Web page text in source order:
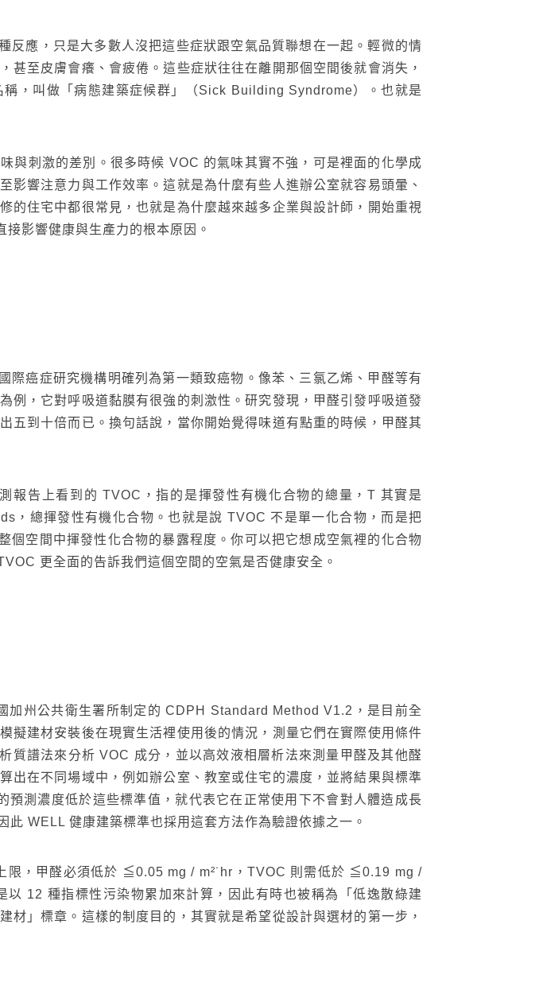
搜尋
器 太格奧運五環 台灣綠建材
反應，只是大多數人沒把這些症狀跟空氣品質聯想在一起。輕微的情
甚至皮膚會癢、會疲倦。這些症狀往往在離開那個空間後就會消失，
，叫做「病態建築症候群」（Sick Building Syndrome）。也就是
與刺激的差別。很多時候 VOC 的氣味其實不強，可是裡面的化學成
影響注意力與工作效率。這就是為什麼有些人進辦公室就容易頭暈、
的住宅中都很常見，也就是為什麼越來越多企業與設計師，開始重視
影響健康與生產力的根本原因。
際癌症研究機構明確列為第一類致癌物。像苯、三氯乙烯、甲醛等有
例，它對呼吸道黏膜有很強的刺激性。研究發現，甲醛引發呼吸道發
五到十倍而已。換句話說，當你開始覺得味道有點重的時候，甲醛其
報告上看到的 TVOC，指的是揮發性有機化合物的總量，T 其實是
總揮發性有機化合物。也就是說 TVOC 不是單一化合物，而是把
個空間中揮發性化合物的暴露程度。你可以把它想成空氣裡的化合物
更全面的告訴我們這個空間的空氣是否健康安全。
加州公共衛生署所制定的 CDPH Standard Method V1.2，是目前全
擬建材安裝後在現實生活裡使用後的情況，測量它們在實際使用條件
質譜法來分析 VOC 成分，並以高效液相層析法來測量甲醛及其他醛
出在不同場域中，例如辦公室、教室或住宅的濃度，並將結果與標準
測濃度低於這些標準值，就代表它在正常使用下不會對人體造成長
WELL 健康建築標準也採用這套方法作為驗證依據之一。
限，甲醛必須低於 ≦0.05 mg / m²˙hr，TVOC 則需低於 ≦0.19 mg /
以 12 種指標性污染物累加來計算，因此有時也被稱為「低逸散綠建
材」標章。這樣的制度目的，其實就是希望從設計與選材的第一步，